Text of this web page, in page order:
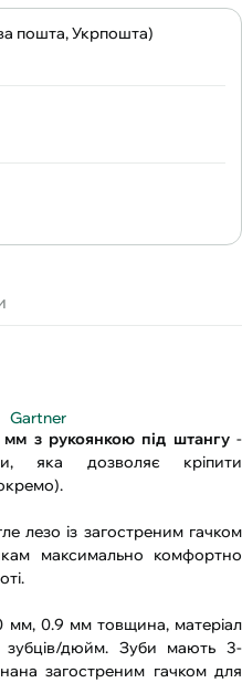
пошта, Укрпошта)
Gartner
з рукоянкою під штангу-
яка дозволяє кріпити
лезо із загостреним гачком
максимально комфортно
мм, 0.9 мм товщина, матеріал
дюйм. Зуби мають 3-
загостреним гачком для